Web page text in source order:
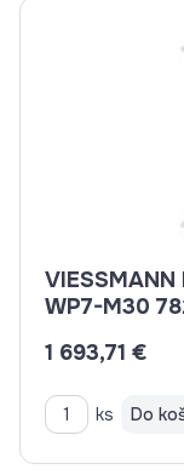
VIESSMANN
1 693,71 €
ks Do